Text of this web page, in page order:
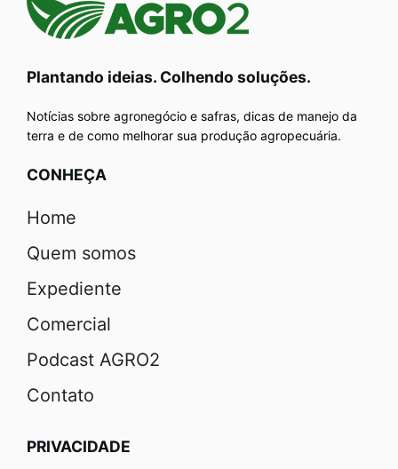
Plantando ideias. Colhendo soluções.
Notícias sobre agronegócio e safras, dicas de manejo da
terra e de como melhorar sua produção agropecuária.
CONHEÇA
Home
Quem somos
Expediente
Comercial
Podcast AGRO2
Contato
PRIVACIDADE